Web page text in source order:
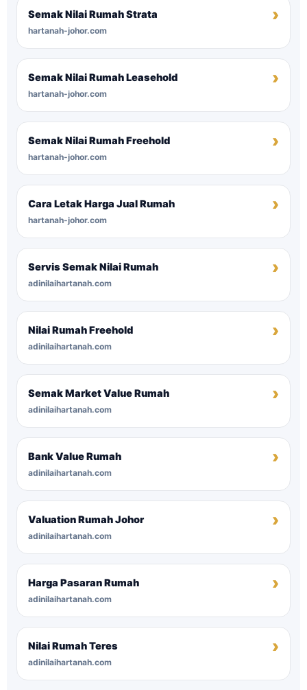
Semak Nilai Rumah Strata
hartanah-johor.com
Semak Nilai Rumah Leasehold
hartanah-johor.com
Semak Nilai Rumah Freehold
hartanah-johor.com
Cara Letak Harga Jual Rumah
hartanah-johor.com
Servis Semak Nilai Rumah
adinilaihartanah.com
Nilai Rumah Freehold
adinilaihartanah.com
Semak Market Value Rumah
adinilaihartanah.com
Bank Value Rumah
adinilaihartanah.com
Valuation Rumah Johor
adinilaihartanah.com
Harga Pasaran Rumah
adinilaihartanah.com
Nilai Rumah Teres
adinilaihartanah.com